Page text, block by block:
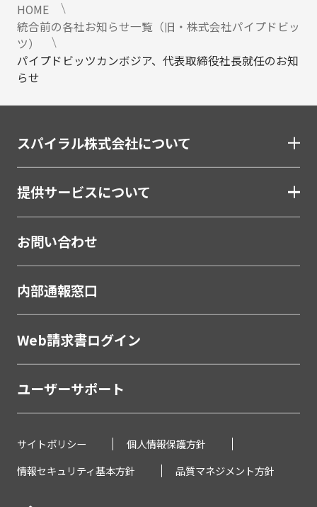
HOME
統合前の各社お知らせ一覧（旧・株式会社パイプドビッ
ツ）
パイプドビッツカンボジア、代表取締役社長就任のお知
らせ
サイトポリシー
個人情報保護方針
情報セキュリティ基本方針
品質マネジメント方針
スパイラル株式会社について
提供サービスについて
お問い合わせ
内部通報窓口
Web請求書ログイン
ユーザーサポート